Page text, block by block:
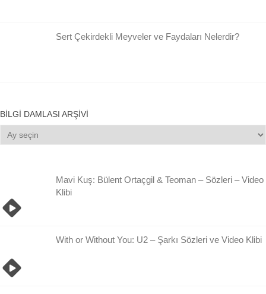
Sert Çekirdekli Meyveler ve Faydaları Nelerdir?
BILGI DAMLASI ARŞIVI
Bilgi
Damlası
Mavi Kuş: Bülent Ortaçgil & Teoman – Sözleri – Video
Klibi
With or Without You: U2 – Şarkı Sözleri ve Video Klibi